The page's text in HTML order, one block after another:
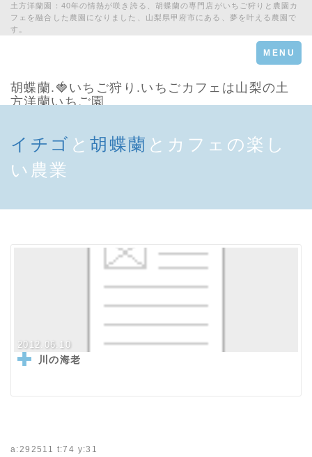
土方洋蘭園：40年の情熱が咲き誇る、胡蝶蘭の専門店がいちご狩りと農園カ
フェを融合した農園になりました、山梨県甲府市にある、夢を叶える農園で
す。
Toggle
navigation
MENU
胡蝶蘭.🍓いちご狩り.いちごカフェは山梨の土
方洋蘭いちご園
イチゴ と 胡蝶蘭 とカフェの楽し
い農業
2012.06.10
川の海老
a:292511 t:74 y:31